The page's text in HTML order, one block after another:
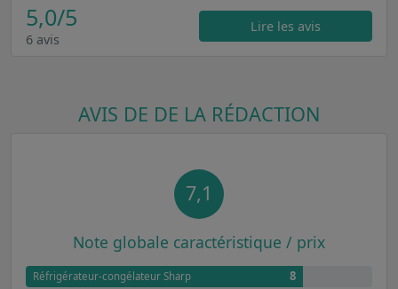
5,0/5
6 avis
Lire les avis
AVIS DE DE LA RÉDACTION
7,1
Note globale caractéristique / prix
Réfrigérateur-congélateur Sharp 8